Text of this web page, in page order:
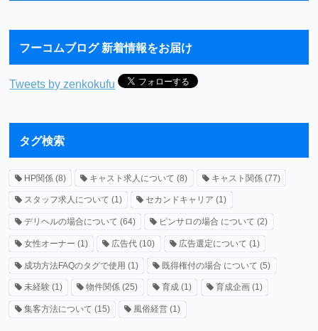
フーコムブログ 新着情報をお届け
Tweets by zenkokufu
タグ検索
HP関係(8) キャスト求人について (8) キャスト関係 (77)
スタッフ求人について (1) セカンドキャリア (1)
デリヘルの場合について (64) ピンサロの場合 について (2)
女性オーナー (1) 広告代 (10) 広告選定について (1)
成功方法FAQのタグで使用 (1) 既得権付の場合 について (5)
未経験(1) 物件関係 (25) 育成 (1) 育成企画(1)
集客方法について (15) 風俗経営 (1)